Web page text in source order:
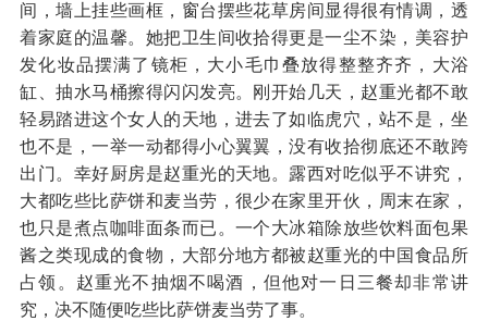
间，墙上挂些画框，窗台摆些花草房间显得很有情调，透
着家庭的温馨。她把卫生间收拾得更是一尘不染，美容护
发化妆品摆满了镜柜，大小毛巾叠放得整整齐齐，大浴
缸、抽水马桶擦得闪闪发亮。刚开始几天，赵重光都不敢
轻易踏进这个女人的天地，进去了如临虎穴，站不是，坐
也不是，一举一动都得小心翼翼，没有收拾彻底还不敢跨
出门。幸好厨房是赵重光的天地。露西对吃似乎不讲究，
大都吃些比萨饼和麦当劳，很少在家里开伙，周末在家，
也只是煮点咖啡面条而已。一个大冰箱除放些饮料面包果
酱之类现成的食物，大部分地方都被赵重光的中国食品所
占领。赵重光不抽烟不喝酒，但他对一日三餐却非常讲
究，决不随便吃些比萨饼麦当劳了事。